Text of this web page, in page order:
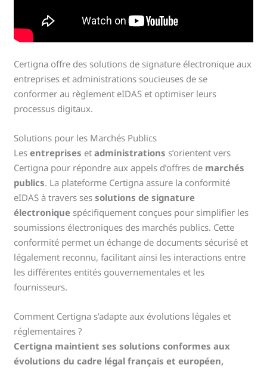
Certigna offre des solutions de signature électronique aux
entreprises et administrations soucieuses de se
conformer au règlement eIDAS et optimiser leurs
processus digitaux.
Solutions pour les Marchés Publics
Lesentreprises etadministrations s’orientent vers
Certigna pour répondre aux appels d’offres de marchés
publics. La plateforme Certigna assure la conformité
eIDAS à travers sessolutions de signature
électronique spécifiquement conçues pour simplifier les
soumissions électroniques des marchés publics. Cette
conformité permet un échange de documents sécurisé et
légalement reconnu, facilitant ainsi les interactions entre
les différentes entités gouvernementales et les
fournisseurs.
Comment Certigna s’adapte aux évolutions légales et
réglementaires ?
Certigna maintient ses solutions conformes aux
évolutions du cadre légal français et européen,